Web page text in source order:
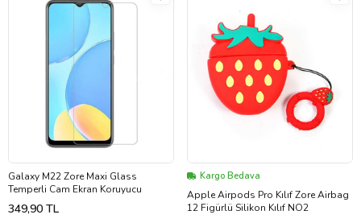
Galaxy M22 Zore Maxi Glass
Temperli Cam Ekran Koruyucu
349,90 TL
Kargo Bedava
Apple Airpods Pro Kılıf Zore Airbag
12 Figürlü Silikon Kılıf NO2